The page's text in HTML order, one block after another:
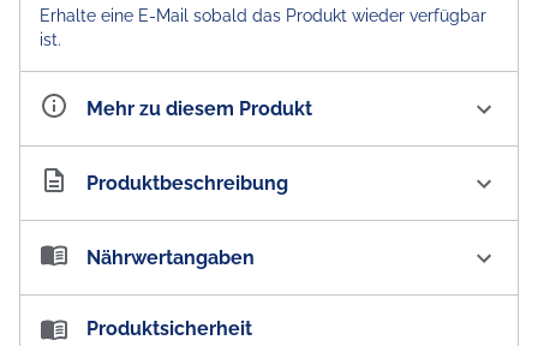
Erhalte eine E-Mail sobald das Produkt wieder verfügbar
ist.
Mehr zu diesem Produkt
Artikelnummer AU101396
Produktbeschreibung
Sour Patch Kids Strawberry - US Import
Sour Patch Kids gehören zu den bekanntesten
Nährwertangaben
Nährwertangaben:
Produktsicherheit